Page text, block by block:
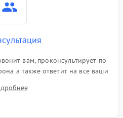
вам, проконсультирует по
а также ответит на все ваши